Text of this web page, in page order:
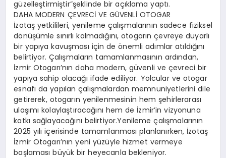
güzelleştirmiştir”şeklinde bir açıklama yaptı.
DAHA MODERN ÇEVRECİ VE GÜVENLİ OTOGAR
İzotaş yetkilileri, yenileme çalışmalarının sadece fiziksel
dönüşümle sınırlı kalmadığını, otogarın çevreye duyarlı
bir yapıya kavuşması için de önemli adımlar atıldığını
belirtiyor. Çalışmaların tamamlanmasının ardından,
İzmir Otogarı’nın daha modern, güvenli ve çevreci bir
yapıya sahip olacağı ifade ediliyor. Yolcular ve otogar
esnafı da yapılan çalışmalardan memnuniyetlerini dile
getirerek, otogarın yenilenmesinin hem şehirlerarası
ulaşımı kolaylaştıracağını hem de İzmir’in vizyonuna
katkı sağlayacağını belirtiyor.Yenileme çalışmalarının
2025 yılı içerisinde tamamlanması planlanırken, İzotaş
İzmir Otogarı’nın yeni yüzüyle hizmet vermeye
başlaması büyük bir heyecanla bekleniyor.